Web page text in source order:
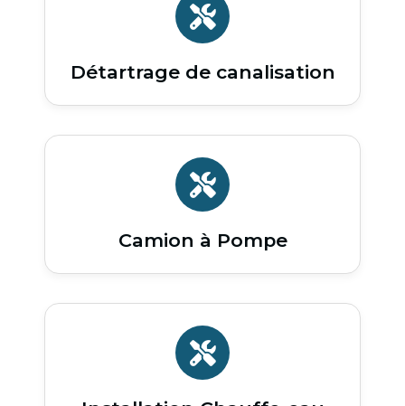
Détartrage de canalisation
Camion à Pompe